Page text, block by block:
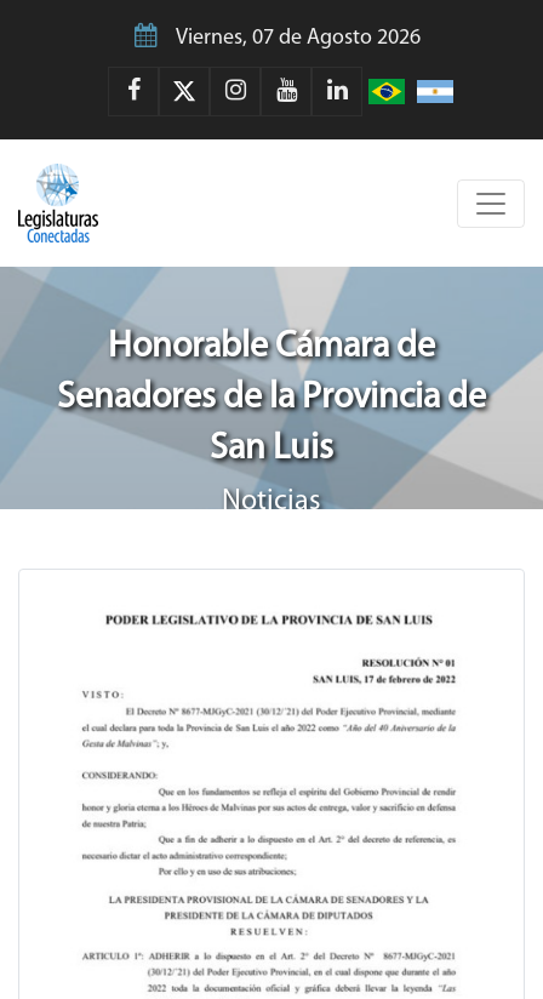
Viernes, 07 de Agosto 2026
Honorable Cámara de
Senadores de la Provincia de
San Luis
Noticias